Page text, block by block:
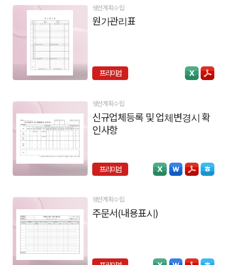
생산계획수립
원가관리표
프리미엄
생산계획수립
신규업체등록 및 업체변경시 확
인사항
프리미엄
생산계획수립
주문서(내용표시)